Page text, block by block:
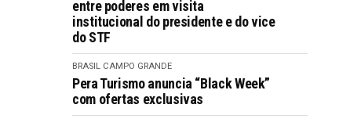
entre poderes em visita
institucional do presidente e do vice
do STF
BRASIL CAMPO GRANDE
Pera Turismo anuncia “Black Week”
com ofertas exclusivas